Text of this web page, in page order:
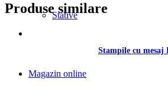
Stative
Magazin online
Produse similare
Stampile cu mesaj